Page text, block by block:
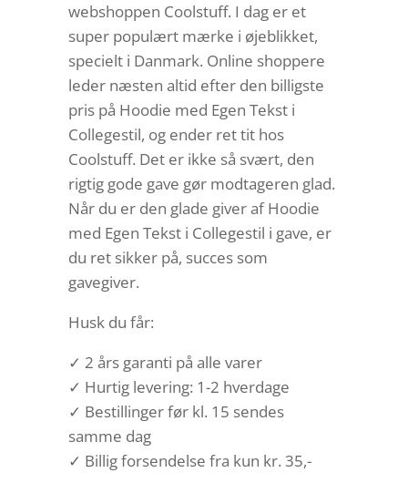
webshoppen Coolstuff. I dag er et
super populært mærke i øjeblikket,
specielt i Danmark. Online shoppere
leder næsten altid efter den billigste
pris på Hoodie med Egen Tekst i
Collegestil, og ender ret tit hos
Coolstuff. Det er ikke så svært, den
rigtig gode gave gør modtageren glad.
Når du er den glade giver af Hoodie
med Egen Tekst i Collegestil i gave, er
du ret sikker på, succes som
gavegiver.
Husk du får:
✓ 2 års garanti på alle varer
✓ Hurtig levering: 1-2 hverdage
✓ Bestillinger før kl. 15 sendes
samme dag
✓ Billig forsendelse fra kun kr. 35,-